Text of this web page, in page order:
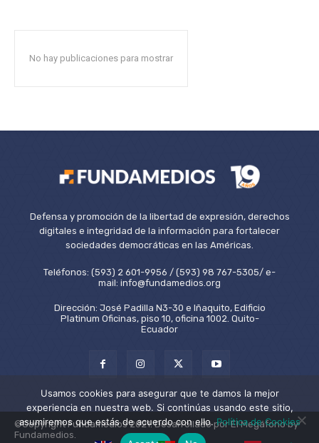
No hay publicaciones para mostrar
Defensa y promoción de la libertad de expresión, derechos
digitales e integridad de la información para fortalecer
sociedades democráticas en las Américas.
Teléfonos: (593) 2 601-9956 / (593) 98 767-5305/ e-
mail: info@fundamedios.org
Dirección: José Padilla N3-30 e Iñaquito, Edificio
Platinum Oficinas, piso 10, oficina 1002. Quito-
Ecuador
©Copyright Fundamedios 2021. Desarrollado por El Megáfono by
Fundamedios.
Usamos cookies para asegurar que te damos la mejor
experiencia en nuestra web. Si continúas usando este sitio,
asumiremos que estás de acuerdo con ello.Política de Cookies